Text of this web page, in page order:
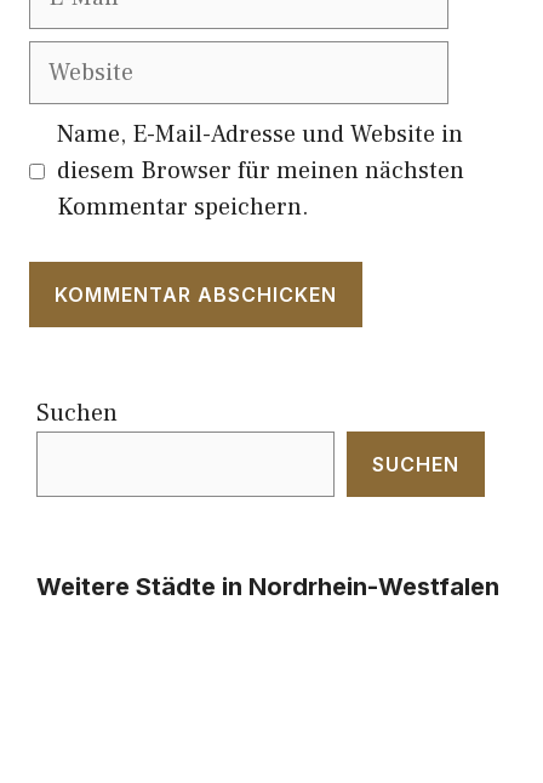
Website
Name, E-Mail-Adresse und Website in
diesem Browser für meinen nächsten
Kommentar speichern.
Suchen
SUCHEN
Weitere Städte in Nordrhein-Westfalen